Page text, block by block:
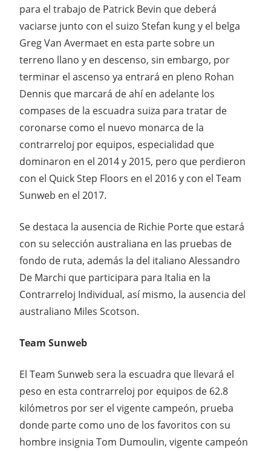
para el trabajo de Patrick Bevin que deberá
vaciarse junto con el suizo Stefan kung y el belga
Greg Van Avermaet en esta parte sobre un
terreno llano y en descenso, sin embargo, por
terminar el ascenso ya entrará en pleno Rohan
Dennis que marcará de ahí en adelante los
compases de la escuadra suiza para tratar de
coronarse como el nuevo monarca de la
contrarreloj por equipos, especialidad que
dominaron en el 2014 y 2015, pero que perdieron
con el Quick Step Floors en el 2016 y con el Team
Sunweb en el 2017.
Se destaca la ausencia de Richie Porte que estará
con su selección australiana en las pruebas de
fondo de ruta, además la del italiano Alessandro
De Marchi que participara para Italia en la
Contrarreloj Individual, así mismo, la ausencia del
australiano Miles Scotson.
Team Sunweb
El Team Sunweb sera la escuadra que llevará el
peso en esta contrarreloj por equipos de 62.8
kilómetros por ser el vigente campeón, prueba
donde parte como uno de los favoritos con su
hombre insignia Tom Dumoulin, vigente campeón